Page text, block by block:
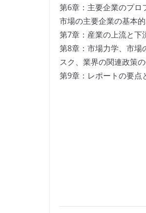
第6章：主要企業のプロ
市場の主要企業の基本
第7章：産業の上流と下
第8章：市場力学、市場
スク、業界の関連政策の
第9章：レポートの要点